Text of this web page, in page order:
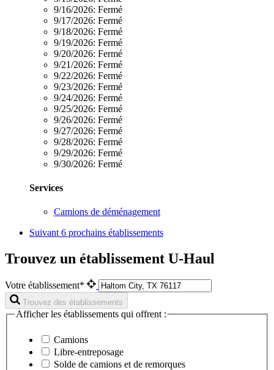
9/16/2026: Fermé
9/17/2026: Fermé
9/18/2026: Fermé
9/19/2026: Fermé
9/20/2026: Fermé
9/21/2026: Fermé
9/22/2026: Fermé
9/23/2026: Fermé
9/24/2026: Fermé
9/25/2026: Fermé
9/26/2026: Fermé
9/27/2026: Fermé
9/28/2026: Fermé
9/29/2026: Fermé
9/30/2026: Fermé
Services
Camions de déménagement
Suivant 6 prochains établissements
Trouvez un établissement U-Haul
Votre établissement*
Trouvez des établissements
Afficher les établissements qui offrent :
Camions
Libre-entreposage
Solde de camions et de remorques